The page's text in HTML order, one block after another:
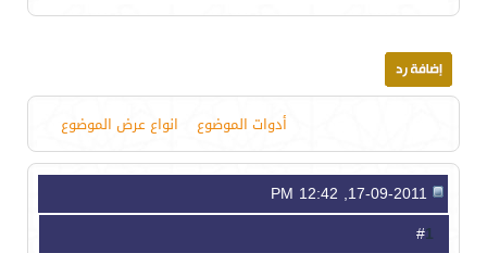
أدوات الموضوع انواع عرض الموضوع
1